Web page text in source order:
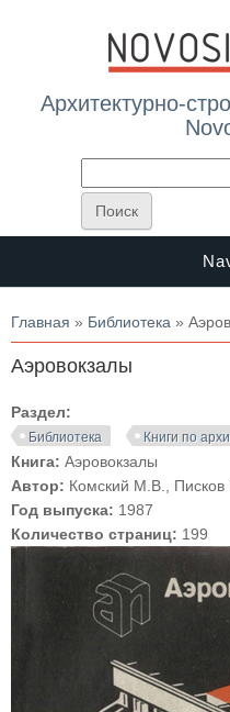
Архитектурно-
Вы здесь
Главная » Библиотека »
Аэровокзалы
Раздел:
Библиотека Книги по
Книга: Аэровокзалы
Автор: Комский М.В., Писков
Год выпуска: 1987
Количество страниц: 199